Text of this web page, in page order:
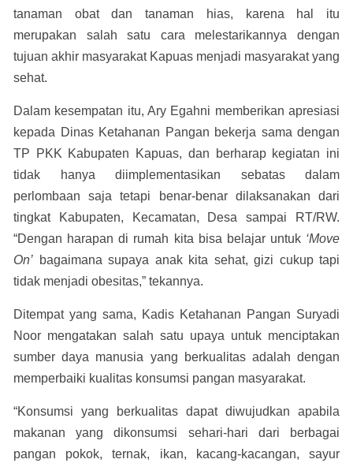
tanaman obat dan tanaman hias, karena hal itu
merupakan salah satu cara melestarikannya dengan
tujuan akhir masyarakat Kapuas menjadi masyarakat yang
sehat.
Dalam kesempatan itu, Ary Egahni memberikan apresiasi
kepada Dinas Ketahanan Pangan bekerja sama dengan
TP PKK Kabupaten Kapuas, dan berharap kegiatan ini
tidak hanya diimplementasikan sebatas dalam
perlombaan saja tetapi benar-benar dilaksanakan dari
tingkat Kabupaten, Kecamatan, Desa sampai RT/RW.
“Dengan harapan di rumah kita bisa belajar untuk ‘Move
On’ bagaimana supaya anak kita sehat, gizi cukup tapi
tidak menjadi obesitas,” tekannya.
Ditempat yang sama, Kadis Ketahanan Pangan Suryadi
Noor mengatakan salah satu upaya untuk menciptakan
sumber daya manusia yang berkualitas adalah dengan
memperbaiki kualitas konsumsi pangan masyarakat.
“Konsumsi yang berkualitas dapat diwujudkan apabila
makanan yang dikonsumsi sehari-hari dari berbagai
pangan pokok, ternak, ikan, kacang-kacangan, sayur